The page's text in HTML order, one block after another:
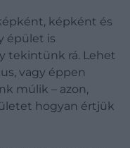
képként és
épület is
tekintünk rá. Lehet
vagy éppen
múlik – azon,
hogyan értjük